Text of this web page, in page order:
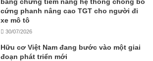
cứng phanh nâng cao TGT cho người đi
xe mô tô
30/07/2026
Hữu cơ Việt Nam đang bước vào một giai
đoạn phát triển mới